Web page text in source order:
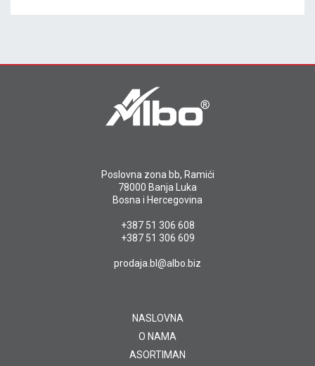
Poslovna zona bb, Ramići
78000 Banja Luka
Bosna i Hercegovina
+387 51 306 608
+387 51 306 609
prodaja.bl@albo.biz
NASLOVNA
O NAMA
ASORTIMAN